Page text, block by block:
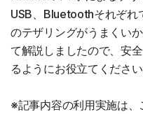
USB、Bluetoothそれぞれ
のテザリングがうまくい
て解説しましたので、安
るようにお役立てください
※記事内容の利用実施は